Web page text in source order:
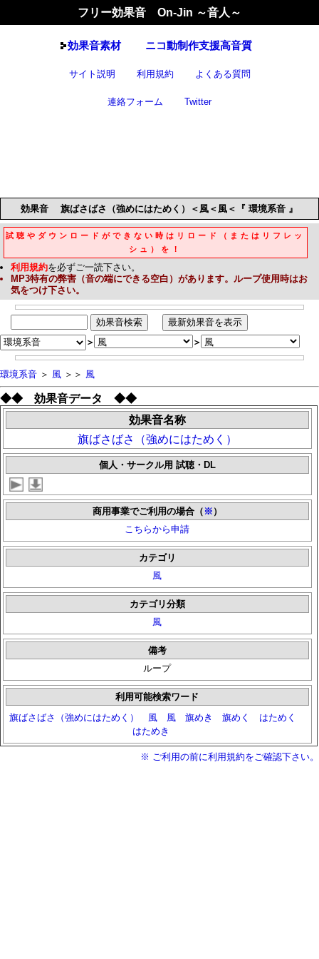
フリー効果音 On-Jin ～音人～
効果音素材 ニコ動制作支援高音質
サイト説明 利用規約 よくある質問
連絡フォーム Twitter
効果音 旗ばさばさ（強めにはためく）＜風＜風＜『 環境系音 』
試聴やダウンロードができない時はリロード（またはリフレッ
シュ）を！
利用規約を必ずご一読下さい。
MP3特有の弊害（音の端にできる空白）があります。ループ使用時はお
気をつけ下さい。
＞ ＞
環境系音 ＞ 風 ＞＞ 風
◆◆ 効果音データ ◆◆
効果音名称
旗ばさばさ（強めにはためく）
個人・サークル用 試聴・DL
商用事業でご利用の場合（ ※ ）
こちらから申請
カテゴリ
風
カテゴリ分類
風
備考
ループ
利用可能検索ワード
旗ばさばさ（強めにはためく）
風 風 旗めき 旗めく
はためく
はためき
※ ご利用の前に利用規約をご確認下さい。